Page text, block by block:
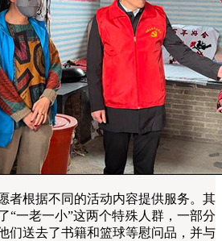
根据不同的活动内容提供服务。其
“一老一小”这两个特殊人群，一部分
们送去了书籍和篮球等慰问品，并与